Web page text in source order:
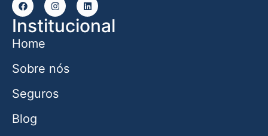
Institucional
Home
Sobre nós
Seguros
Blog